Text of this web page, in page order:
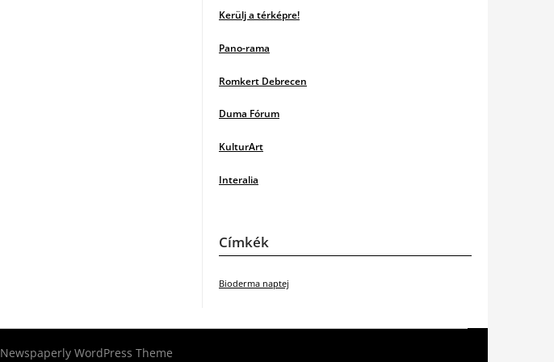
Kerülj a térképre!
Pano-rama
Romkert Debrecen
Duma Fórum
KulturArt
Interalia
Címkék
Bioderma naptej
Newspaperly WordPress Theme